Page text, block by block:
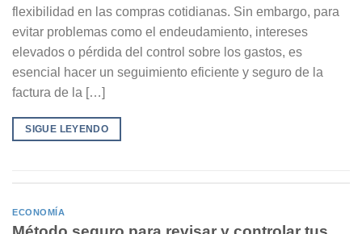
flexibilidad en las compras cotidianas. Sin embargo, para
evitar problemas como el endeudamiento, intereses
elevados o pérdida del control sobre los gastos, es
esencial hacer un seguimiento eficiente y seguro de la
factura de la […]
SIGUE LEYENDO
ECONOMÍA